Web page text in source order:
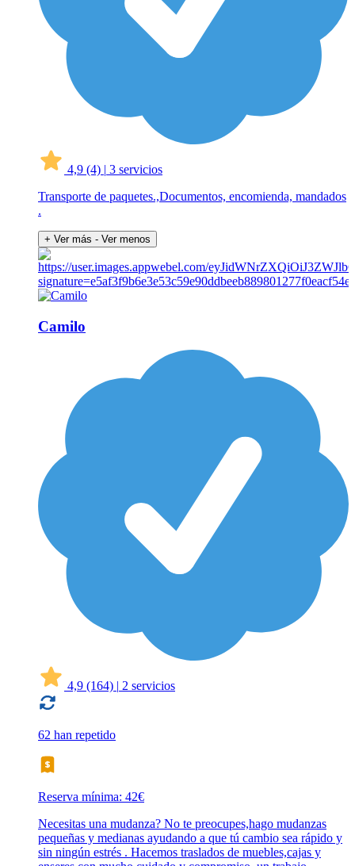
4,9 (4) | 3 servicios
Transporte de paquetes.,Documentos, encomienda, mandados
.
+ Ver más - Ver menos
Camilo
4,9 (164) | 2 servicios
62 han repetido
Reserva mínima: 42€
Necesitas una mudanza? No te preocupes,hago mudanzas
pequeñas y medianas ayudando a que tú cambio sea rápido y
sin ningún estrés . Hacemos traslados de muebles,cajas y